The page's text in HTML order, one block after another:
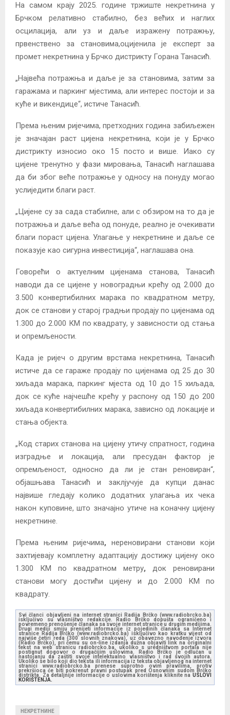
На самом крају 2025. године тржиште некретнина у
Брчком релативно стабилно, без већих и наглих
осцилација, али уз и даље изражену потражњу,
првенствено за становима,оцијенила је експерт за
промет некретнина у Брчко дистрикту Горана Танасић.
„Највећа потражња и даље је за становима, затим за
гаражама и паркинг мјестима, али интерес постоји и за
куће и викендице“, истиче Танасић.
Према њеним ријечима, претходних година забиљежен
је значајан раст цијена некретнина, који је у Брчко
дистрикту износио око 15 посто и више. Иако су
цијене тренутно у фази мировања, Танасић наглашава
да би због веће потражње у односу на понуду могао
услиједити благи раст.
„Цијене су за сада стабилне, али с обзиром на то да је
потражња и даље већа од понуде, реално је очекивати
благи пораст цијена. Улагање у некретнине и даље се
показује као сигурна инвестиција“, наглашава она.
Говорећи о актуелним цијенама станова, Танасић
наводи да се цијене у новоградњи крећу од 2.000 до
3.500 конвертибилних марака по квадратном метру,
док се станови у старој градњи продају по цијенама од
1.300 до 2.000 КМ по квадрату, у зависности од стања
и опремљености.
Када је ријеч о другим врстама некретнина, Танасић
истиче да се гараже продају по цијенама од 25 до 30
хиљада марака, паркинг мјеста од 10 до 15 хиљада,
док се куће најчешће крећу у распону од 150 до 200
хиљада конвертибилних марака, зависно од локације и
стања објекта.
„Код старих станова на цијену утичу спратност, година
изградње и локација, али пресудан фактор је
опремљеност, односно да ли је стан реновиран“,
објашњава Танасић и заклјучује да купци данас
највише гледају колико додатних улагања их чека
након куповине, што значајно утиче на коначну цијену
некретнине.
Према њеним ријечима, нереновирани станови који
захтијевају комплетну адаптацију достижу цијену око
1.300 КМ по квадратном метру, док реновирани
станови могу достићи цијену и до 2.000 КМ по
квадрату.
Svi članci objavljeni na internet stranici Radija Brčko (www.radiobrcko.ba)
isključivo su vlasništvo redakcije. Radio Brčko dopušta ograničeno i
povremeno prenošenje članaka sa svoje internet stranice u drugim medijima.
Drugi mediji smiju prenijeti informacije iz pojedinih članaka sa Internet
stranice Radija Brčko (www.radiobrcko.ba) isključivo kao kratku vijest od
najviše četiri reda (300 slovnih znakova), uz obavezno navođenje izvora
(Radio Brčko), pri čemu su on-line izdanja dužna objaviti link na originalni
tekst na web stranicu radiobrcko.ba, ukoliko s uredništvom portala nije
postignut dogovor o drugačijim uslovima. Radio Brčko je odlučan u
nastojanju da zaštiti svoje intelektualno vlasništvo i rad svojih autora.
Ukoliko se bilo koji dio teksta ili informacija iz teksta objavljenog na internet
stranici www.radiobrcko.ba prenese suprotno ovim pravilima, protiv
prekršioca će biti pokrenut pravni postupak pred Osnovnim sudom Brčko
distrikta. Za detaljnije informacije o uslovima korištenja kliknite na USLOVI
KORIŠTENJA.
НЕКРЕТНИНЕ